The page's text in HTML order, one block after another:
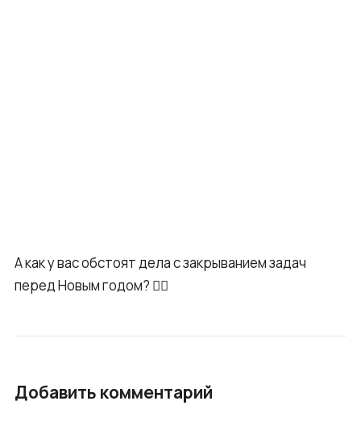
А как у вас обстоят дела с закрыванием задач
перед Новым годом? 👇🏻
Добавить комментарий